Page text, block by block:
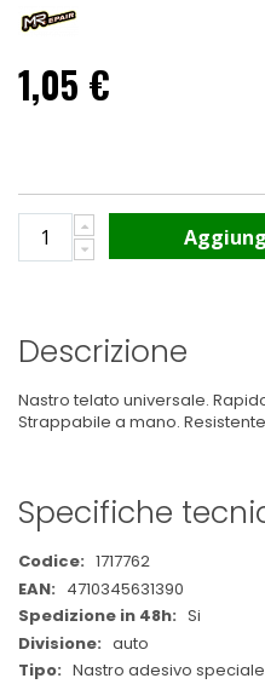
1,05 €
Descrizione
Nastro telato universale.
Strappabile a mano.
Specifiche
Maggiori
Informazioni
1717762
4710345631390
Si
auto
Nastro adesivo speciale